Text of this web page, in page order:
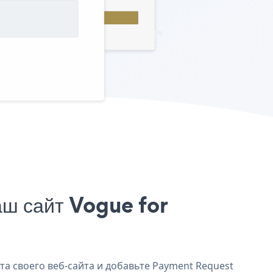
сайт Vogue for
своего веб-сайта и добавьте Payment Request